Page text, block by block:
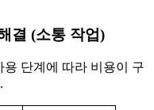
결 (소통 작업)
단계에 따라 비용이 구